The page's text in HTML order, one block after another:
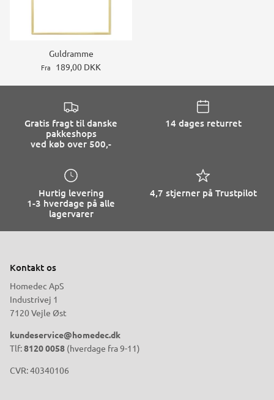
Guldramme
Fra 189,00 DKK
Gratis fragt til danske
pakkeshops
ved køb over 500,-
14 dages returret
Hurtig levering
1-3 hverdage på alle
lagervarer
4,7 stjerner på Trustpilot
Kontakt os
Homedec ApS
Industrivej 1
7120 Vejle Øst
kundeservice@homedec.dk
Tlf:8120 0058 (hverdage fra 9-11)
CVR: 40340106